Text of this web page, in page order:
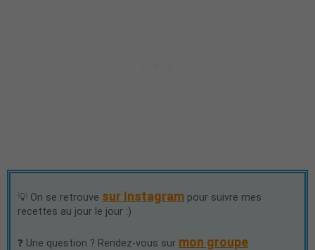
💡 On se retrouve sur Instagram pour suivre mes
recettes au jour le jour :)
❓ Une question ? Rendez-vous sur mon groupe